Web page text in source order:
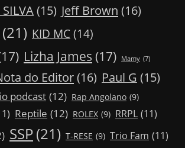
(15) Jeff Brown (16)
(21) KID MC (14)
Lizha James (17) Mamy (7)
do Editor(16) Paul G (15)
podcast (12) Rap Angolano (9)
Reptile (12) ROLEX (9) RRPL (11)
SSP(21) T-RESE (9) Trio Fam (11)